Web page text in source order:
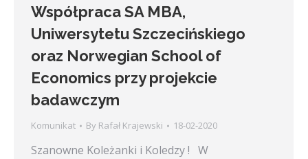
Współpraca SA MBA,
Uniwersytetu Szczecińskiego
oraz Norwegian School of
Economics przy projekcie
badawczym
Komunikat By Rafał Krajewski 18-02-2020
Szanowne Koleżanki i Koledzy ! W